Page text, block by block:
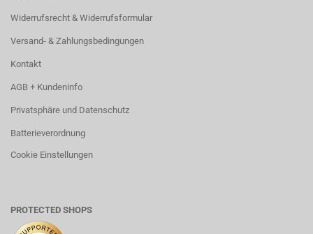
Widerrufsrecht & Widerrufsformular
Versand- & Zahlungsbedingungen
Kontakt
AGB + Kundeninfo
Privatsphäre und Datenschutz
Batterieverordnung
Cookie Einstellungen
PROTECTED SHOPS